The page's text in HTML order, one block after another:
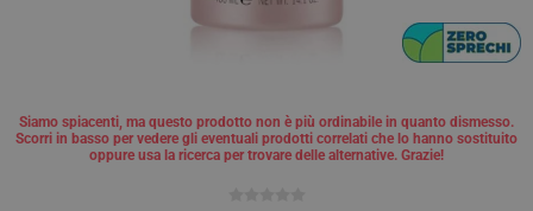
Siamo spiacenti, ma questo prodotto non è più ordinabile in quanto dismesso.
Scorri in basso per vedere gli eventuali prodotti correlati che lo hanno sostituito
oppure usa la ricerca per trovare delle alternative. Grazie!